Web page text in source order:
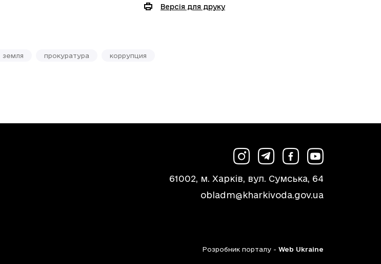
Версія для друку
земля прокуратура коррупция
61002, м. Харків, вул. Сумська, 64
obladm@kharkivoda.gov.ua
Розробник порталу - Web Ukraine